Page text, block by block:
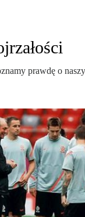
praw­dę o